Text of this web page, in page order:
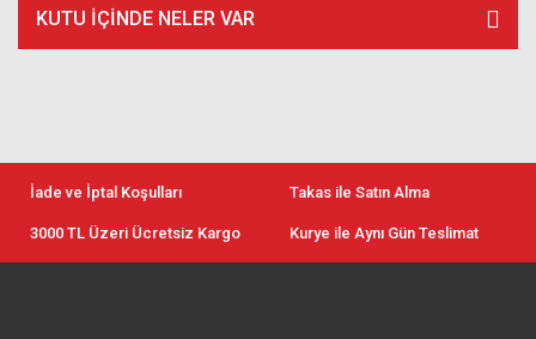
KUTU İÇİNDE NELER VAR
İade ve İptal Koşulları Takas ile Satın Alma
3000 TL Üzeri Ücretsiz Kargo Kurye ile Aynı Gün Teslimat